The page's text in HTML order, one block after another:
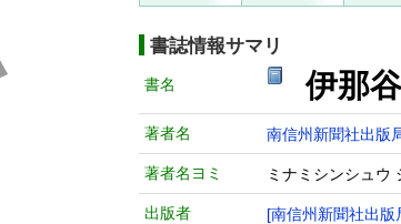
書誌情報サマリ
書名 伊那
著者名 南信州新聞社出版
著者名ヨミ ミナミシンシュウ
出版者 [南信州新聞社出版